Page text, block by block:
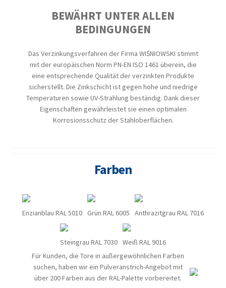
BEWÄHRT UNTER ALLEN
BEDINGUNGEN
Das Verzinkungsverfahren der Firma WIŚNIOWSKI stimmt
mit der europäischen Norm PN-EN ISO 1461 überein, die
eine entsprechende Qualität der verzinkten Produkte
sicherstellt. Die Zinkschicht ist gegen hohe und niedrige
Temperaturen sowie UV-Strahlung beständig. Dank dieser
Eigenschaften gewährleistet sie einen optimalen
Korrosionsschutz der Stahloberflächen.
Farben
Enzianblau RAL 5010 Grün RAL 6005 Anthrazitgrau RAL 7016
Steingrau RAL 7030 Weiß RAL 9016
Für Kunden, die Tore in außergewöhnlichen Farben
suchen, haben wir ein Pulveranstrich-Angebot mit
über 200 Farben aus der RAL-Palette vorbereitet.